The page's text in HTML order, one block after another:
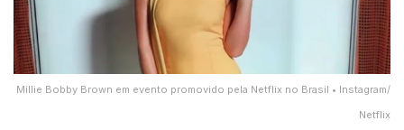
Millie Bobby Brown em evento promovido pela Netflix no Brasil • Instagram/
Netflix